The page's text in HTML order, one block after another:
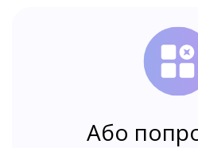
Або